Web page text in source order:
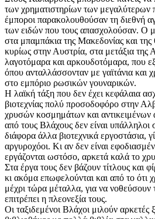
των χρηματιστηρίων των
έμποροι παρακολουθούσαν τη διεθνή
των ειδών που τους απασχολούσαν. Ο
στα μπαμπάκια της Μακεδονίας και
κυρίως στην Αυστρία, στα μετάξια της
λαγοτόμαρα και αρκουδοτόμαρα, που
όπου ανταλλάσσονταν με γαϊτάνια και
στο εμπόριο ρωσικών γουναρικών.
Η λαϊκή τάξη που δεν έχει κεφάλαια
βιοτεχνίας πολύ προσοδοφόρο στην
χρυσών κοσμημάτων και
από τους Βλάχους δεν είναι υπάλληλοι
διάφορα άλλα βιοτεχνικά εργοστάσια,
αργυροχόοι. Κι αν δεν είναι
εργάζονται ωστόσο, αρκετά καλά το
Στα έργα τους δεν βάζουν τίτλους και
κι ακόμα επωφελούνται και από το ότι
μέχρι τώρα μέταλλα, για να νοθεύσουν
επιτρέπει η πλεονεξία τους.
Οι ταξιδεμένοι Βλάχοι μιλούν